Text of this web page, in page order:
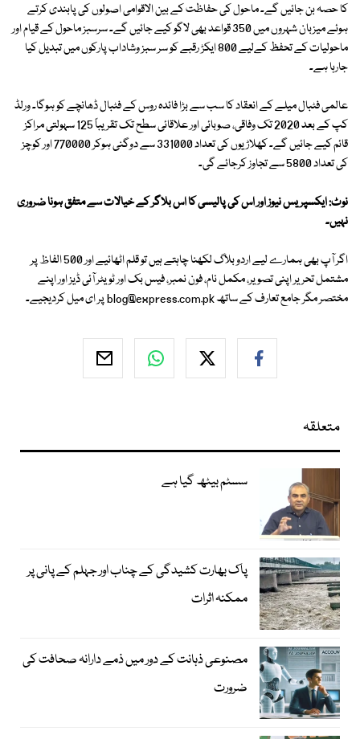
کا حصہ بن جائیں گے۔ ماحول کی حفاظت کے بین الاقوامی اصولوں کی پابندی کرتے
ہوئے میزبان شہروں میں 350 قواعد بھی لاگو کیے جائیں گے۔ سرسبز ماحول کے قیام اور
ماحولیات کے تحفظ کےلیے 800 ایکڑ رقبے کو سر سبز وشاداب پارکوں میں تبدیل کیا
جارہا ہے۔
عالمی فٹبال میلے کے انعقاد کا سب سے بڑا فائدہ روس کے فٹبال ڈھانچے کو ہوگا۔ ورلڈ
کپ کے بعد 2020 تک وفاقی، صوبائی اور علاقائی سطح تک تقریباً 125 سہولتی مراکز
قائم کیے جائیں گے۔ کھلاڑیوں کی تعداد 331000 سے دوگنی ہوکر 770000 اور کوچز
کی تعداد 5800 سے تجاوز کرجائے گی۔
نوٹ: ایکسپریس نیوز اور اس کی پالیسی کا اس بلاگر کے خیالات سے متفق ہونا ضروری
نہیں۔
اگر آپ بھی ہمارے لیے اردو بلاگ لکھنا چاہتے ہیں تو قلم اٹھائیے اور 500 الفاظ پر
مشتمل تحریر اپنی تصویر، مکمل نام، فون نمبر، فیس بک اور ٹویٹر آئی ڈیز اور اپنے
مختصر مگر جامع تعارف کے ساتھblog@express.com.pkپر ای میل کردیجیے۔
متعلقہ
سسٹم بیٹھ گیا ہے
پاک بھارت کشیدگی کے چناب اور جہلم کے پانی پر
ممکنہ اثرات
مصنوعی ذہانت کے دور میں ذمے دارانہ صحافت کی
ضرورت